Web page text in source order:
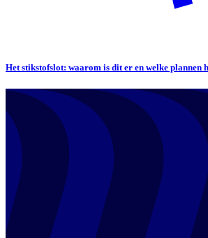
Het stikstofslot: waarom is dit er en welke plannen